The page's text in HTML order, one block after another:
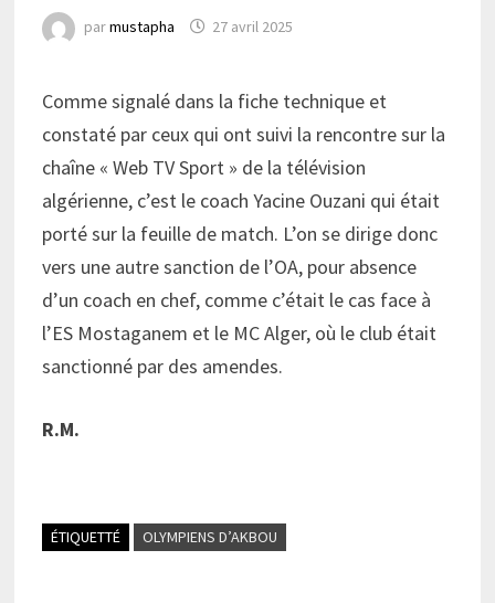
parmustapha 27 avril 2025
Comme signalé dans la fiche technique et
constaté par ceux qui ont suivi la rencontre sur la
chaîne « Web TV Sport » de la télévision
algérienne, c’est le coach Yacine Ouzani qui était
porté sur la feuille de match. L’on se dirige donc
vers une autre sanction de l’OA, pour absence
d’un coach en chef, comme c’était le cas face à
l’ES Mostaganem et le MC Alger, où le club était
sanctionné par des amendes.
R.M.
ÉTIQUETTÉ OLYMPIENS D’AKBOU